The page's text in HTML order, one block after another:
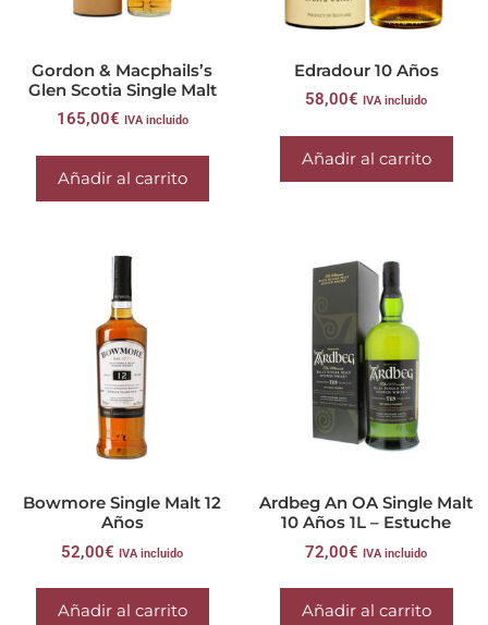
Gordon & Macphails’s
Glen Scotia Single Malt
165,00€ IVA incluido
Añadir al carrito
Edradour 10 Años
58,00€ IVA incluido
Añadir al carrito
Bowmore Single Malt 12
Años
52,00€ IVA incluido
Añadir al carrito
Ardbeg An OA Single Malt
10 Años 1L – Estuche
72,00€ IVA incluido
Añadir al carrito